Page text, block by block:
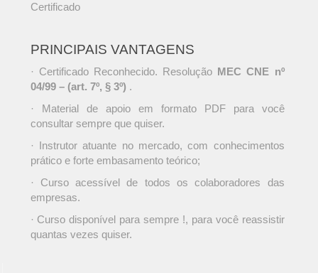
Certificado
PRINCIPAIS VANTAGENS
· Certificado Reconhecido. Resolução MEC CNE nº
04/99 – (art. 7º, § 3º) .
· Material de apoio em formato PDF para você
consultar sempre que quiser.
· Instrutor atuante no mercado, com conhecimentos
prático e forte embasamento teórico;
· Curso acessível de todos os colaboradores das
empresas.
· Curso disponível para sempre !, para você reassistir
quantas vezes quiser.